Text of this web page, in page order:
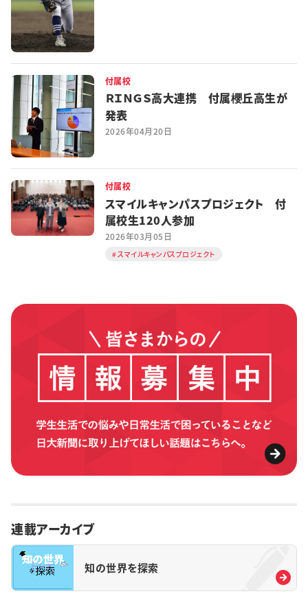
付属校
ＲＩＮＧＳ高大連携 付属櫻丘高生が
発表
2026年04月20日
付属校
スマイルキャンパスプロジェクト 付
属校生120人参加
2026年03月05日
スマイルキャンパスプロジェクト
連載アーカイブ
知の世界を探索